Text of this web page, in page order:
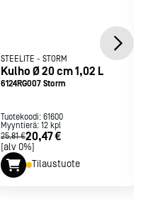
STEELITE - STORM
Kulho Ø 20 cm 1,02 L
6124RG007 Storm
Tuotekoodi: 61600
Myyntierä: 12 kpl
25,81 €20,47 €
[alv 0%]
Tilaustuote